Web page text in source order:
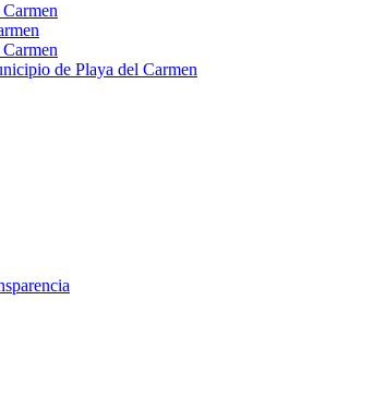
de Playa del Carmen